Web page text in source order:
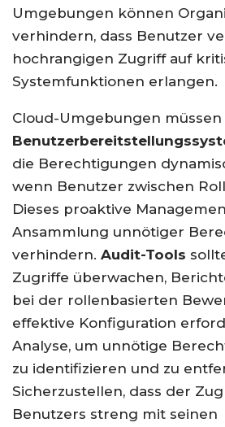
Umgebungen können
verhindern, dass Benutzer
hochrangigen Zugriff auf
Systemfunktionen erlangen.
Cloud-Umgebungen müssen
die Berechtigungen
wenn Benutzer zwischen
Dieses proaktive
Ansammlung unnötiger
verhindern. Audit-Tools
Zugriffe überwachen,
bei der rollenbasierten
effektive Konfiguration
Analyse, um unnötige
zu identifizieren und zu
Sicherzustellen, dass der
Benutzers streng mit seinen